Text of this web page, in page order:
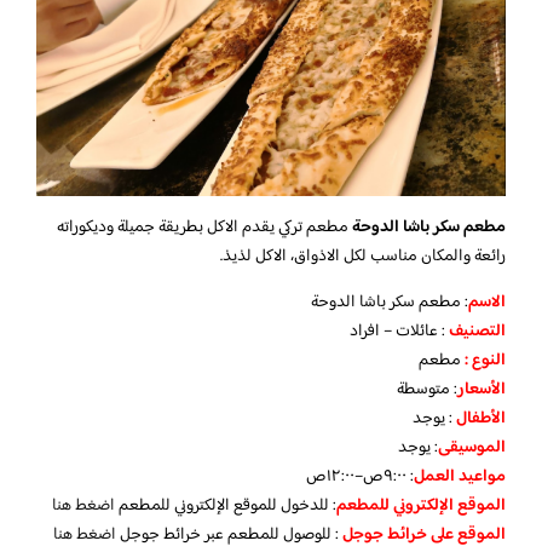
مطعم سكر باشا الدوحةمطعم تركي يقدم الاكل بطريقة جميلة وديكوراته
رائعة والمكان مناسب لكل الاذواق، الاكل لذيذ.
الاسم: مطعم سكر باشا الدوحة
التصنيف: عائلات – افراد
النوع :مطعم
الأسعار:متوسطة
الأطفال:يوجد
الموسيقى:يوجد
مواعيد العمل: ٩:٠٠ص–١٢:٠٠ص
الموقع الإلكتروني للمطعم: للدخول للموقع الإلكتروني للمطعماضغط هنا
الموقع على خرائط جوجل: للوصول للمطعم عبر خرائط جوجلاضغط هنا